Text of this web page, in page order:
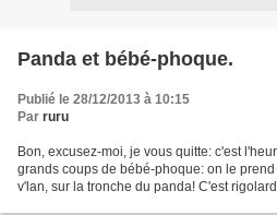
Panda et bébé-phoque.
Publié le 28/12/2013 à 10:15
Par ruru
Bon, excusez-moi, je vous quitte: c'est
grands coups de bébé-phoque: on le
v'lan, sur la tronche du panda! C'est